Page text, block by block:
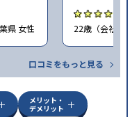
県 女性 22歳（会社員<
口コミをもっと見る
メリット・
デメリット